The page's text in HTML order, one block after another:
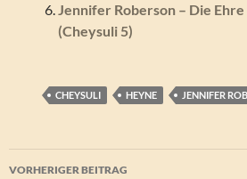
Jennifer Roberson – Die
(Cheysuli 5)
CHEYSULI HEYNE JENNIFER
Beitragsnavigation
VORHERIGER BEITRAG